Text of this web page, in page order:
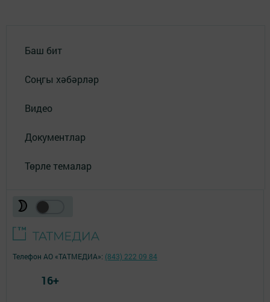
Баш бит
Соңгы хәбәрләр
Видео
Документлар
Төрле темалар
Телефон АО «ТАТМЕДИА»: (843) 222 09 84
16+